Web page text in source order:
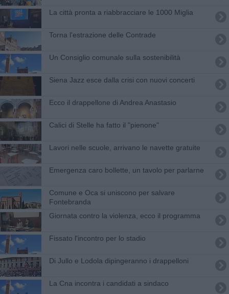
La città pronta a riabbracciare le 1000 Miglia
Torna l'estrazione delle Contrade
Un Consiglio comunale sulla sostenibilità
Siena Jazz esce dalla crisi con nuovi concerti
Ecco il drappellone di Andrea Anastasio
Calici di Stelle ha fatto il "pienone"
Lavori nelle scuole, arrivano le navette gratuite
Emergenza caro bollette, un tavolo per parlarne
Comune e Oca si uniscono per salvare
Fontebranda
Giornata contro la violenza, ecco il programma
Fissato l'incontro per lo stadio
Di Jullo e Lodola dipingeranno i drappelloni
La Cna incontra i candidati a sindaco